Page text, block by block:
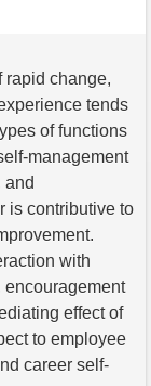
rapid change,
tends
of functions
management
and
is contributive to
with
encouragement
effect of
to employee
career self-